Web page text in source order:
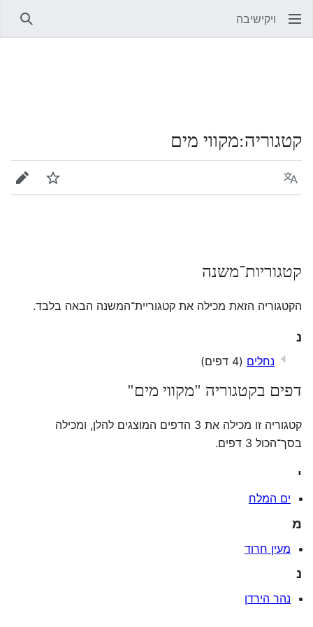
ויקישיבה
קטגוריה:מקווי מים
שפה מעקב
קטגוריות־משנה
הקטגוריה הזאת מכילה את קטגוריית־המשנה הבאה בלבד.
נ
נחלים (4 דפים)
דפים בקטגוריה "מקווי מים"
קטגוריה זו מכילה את 3 הדפים המוצגים להלן, ומכילה
בסך־הכול 3 דפים.
י
ים המלח
מ
מעין חרוד
נ
נהר הירדן